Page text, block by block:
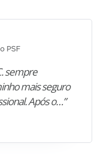
PSF
sempre
mais seguro
Após o…”